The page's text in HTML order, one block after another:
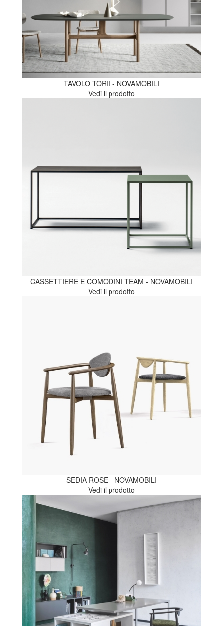
TAVOLO TORII - NOVAMOBILI
Vedi il prodotto
CASSETTIERE E COMODINI TEAM - NOVAMOBILI
Vedi il prodotto
SEDIA ROSE - NOVAMOBILI
Vedi il prodotto